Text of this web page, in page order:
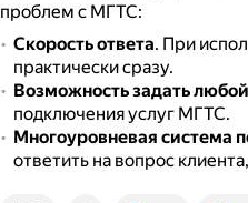
проблем с МГТС:
Скорость ответа. При
практически сразу.
Возможность задать
подключения услуг МГТС.
Многоуровневая система
ответить на вопрос